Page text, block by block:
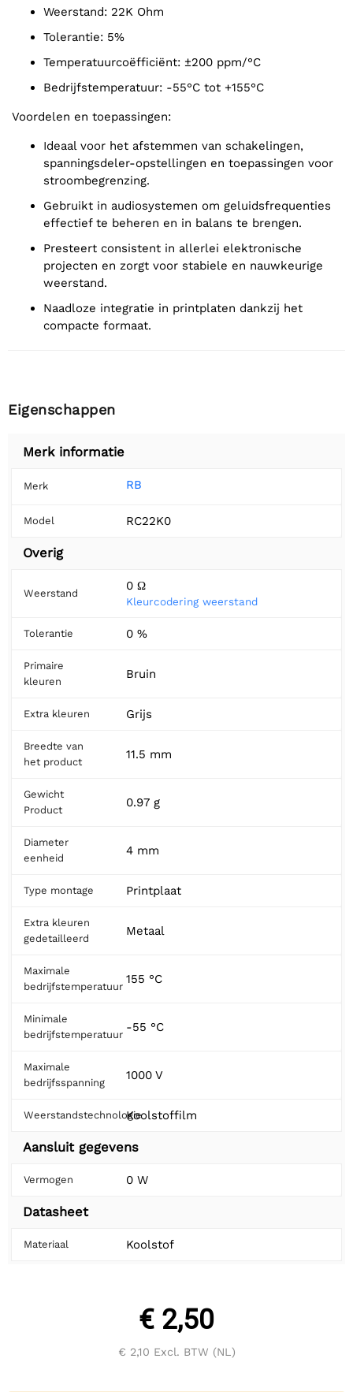
Weerstand: 22K Ohm
Tolerantie: 5%
Temperatuurcoëfficiënt: ±200 ppm/°C
Bedrijfstemperatuur: -55°C tot +155°C
Voordelen en toepassingen:
Ideaal voor het afstemmen van schakelingen,
spanningsdeler-opstellingen en toepassingen voor
stroombegrenzing.
Gebruikt in audiosystemen om geluidsfrequenties
effectief te beheren en in balans te brengen.
Presteert consistent in allerlei elektronische
projecten en zorgt voor stabiele en nauwkeurige
weerstand.
Naadloze integratie in printplaten dankzij het
compacte formaat.
Eigenschappen
Merk informatie
Merk RB
Model RC22K0
Overig
Weerstand
0 Ω
Kleurcodering weerstand
Tolerantie 0 %
Primaire
kleuren
Bruin
Extra kleuren Grijs
Breedte van
het product
11.5 mm
Gewicht
Product
0.97 g
Diameter
eenheid
4 mm
Type montage Printplaat
Extra kleuren
gedetailleerd
Metaal
Maximale
bedrijfstemperatuur
155 °C
Minimale
bedrijfstemperatuur
-55 °C
Maximale
bedrijfsspanning
1000 V
WeerstandstechnologieKoolstoffilm
Aansluit gegevens
Vermogen 0 W
Datasheet
Materiaal Koolstof
€ 2,50
€ 2,10 Excl. BTW (NL)